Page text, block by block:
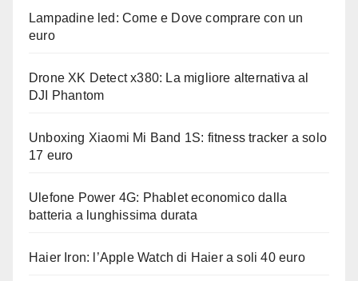
Lampadine led: Come e Dove comprare con un
euro
Drone XK Detect x380: La migliore alternativa al
DJI Phantom
Unboxing Xiaomi Mi Band 1S: fitness tracker a solo
17 euro
Ulefone Power 4G: Phablet economico dalla
batteria a lunghissima durata
Haier Iron: l’Apple Watch di Haier a soli 40 euro